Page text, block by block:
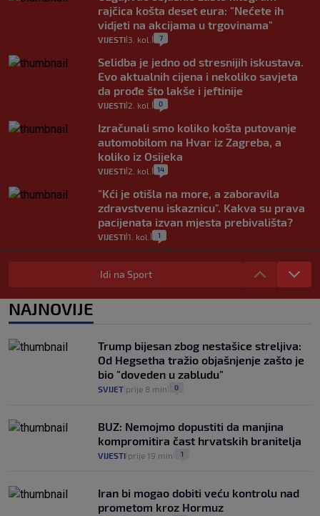
rajčica košta deset eura: "Nećete ih
vidjeti na akcijama u trgovinama"
VIJESTI 3. kol. 7
Selidba je jedno od stresnijih iskustava.
Evo aktualnih cijena i nekoliko savjeta
da prođe što lakše i jeftinije
VIJESTI 2. kol. 0
Izračunali smo koliko košta putovanje
automobilom na Hvar iz Zagreba, a
koliko iz Osijeka
VIJESTI 2. kol. 14
"Kći je otišla na more, a zaboravila
zdravstvenu iskaznicu". Kakva su prava
pacijenata izvan mjesta prebivališta?
VIJESTI 1. kol. 1
Provjerili smo "što ćemo onda" ako
Plenković na 15 dana ukine mjere: "Ne bi
se dogodilo ništa. Vlada se zaljubila u te
intervencije"
Analitičar o Mostu: Oni su u yin-yang
poziciji i imaju drugog najpoznatijeg
bravara u povijesti Hrvatske
16
Idi na Sport
NAJNOVIJE
Trump bijesan zbog nestašice streljiva:
Od Hegsetha tražio objašnjenje zašto je
bio "doveden u zabludu"
SVIJET prije 8 min 0
BUZ: Nemojmo dopustiti da manjina
kompromitira čast hrvatskih branitelja
VIJESTI prije 19 min 1
Iran bi mogao dobiti veću kontrolu nad
prometom kroz Hormuz